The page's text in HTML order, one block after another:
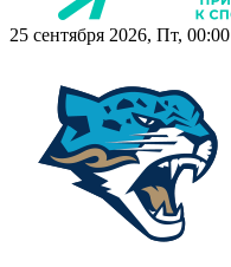
25 сентября 2026, Пт, 00:00